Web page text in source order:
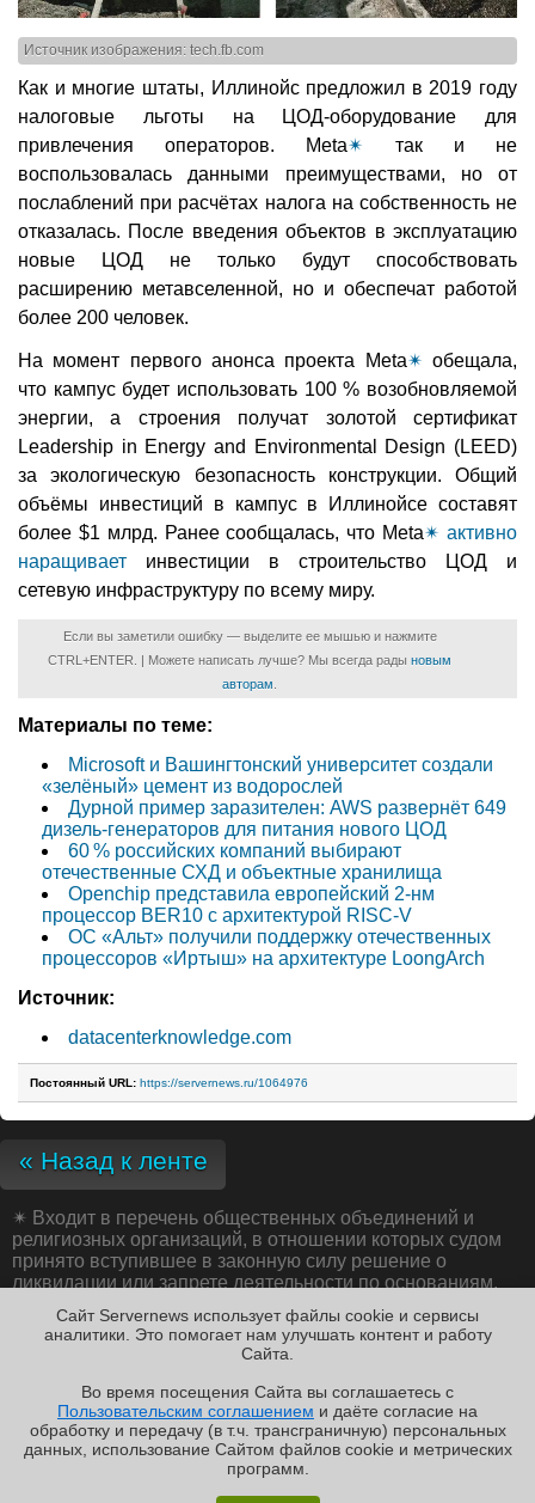
✖
Источник изображения: tech.fb.com
Как и многие штаты, Иллинойс предложил в 2019 году
налоговые льготы на ЦОД-оборудование для
привлечения операторов. Meta✴ так и не
воспользовалась данными преимуществами, но от
послаблений при расчётах налога на собственность не
отказалась. После введения объектов в эксплуатацию
новые ЦОД не только будут способствовать
расширению метавселенной, но и обеспечат работой
более 200 человек.
На момент первого анонса проекта Meta✴ обещала,
что кампус будет использовать 100 % возобновляемой
энергии, а строения получат золотой сертификат
Leadership in Energy and Environmental Design (LEED)
за экологическую безопасность конструкции. Общий
объёмы инвестиций в кампус в Иллинойсе составят
более $1 млрд. Ранее сообщалась, что Meta✴ активно
наращивает инвестиции в строительство ЦОД и
сетевую инфраструктуру по всему миру.
Если вы заметили ошибку — выделите ее мышью и нажмите
CTRL+ENTER. | Можете написать лучше? Мы всегда рады новым
авторам
Материалы по теме:
Microsoft и Вашингтонский университет создали
«зелёный» цемент из водорослей
Дурной пример заразителен: AWS развернёт 649
дизель-генераторов для питания нового ЦОД
60 % российских компаний выбирают
отечественные СХД и объектные хранилища
Openchip представила европейский 2-нм
процессор BER10 с архитектурой RISC-V
ОС «Альт» получили поддержку отечественных
процессоров «Иртыш» на архитектуре LoongArch
Источник:
datacenterknowledge.com
Постоянный URL: https://servernews.ru/1064976
« Назад к ленте
✴ Входит в перечень общественных объединений и
религиозных организаций, в отношении которых судом
принято вступившее в законную силу решение о
ликвидации или запрете деятельности по основаниям,
№ 114-ФЗ «О противодействии экстремистской
деятельности»;
Copyright ©2010-2026
Servernews.Пользовательское
соглашение
Сайт Servernews использует файлы cookie и сервисы
аналитики. Это помогает нам улучшать контент и работу
Cайта.
Во время посещения Cайта вы соглашаетесь с
Пользовательским соглашением и даёте согласие на
обработку и передачу (в т.ч. трансграничную) персональных
данных, использование Cайтом файлов cookie и метрических
программ.